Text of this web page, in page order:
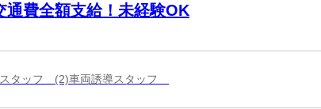
通費全額支給！未経験OK
タッフ (2)車両誘導スタッフ